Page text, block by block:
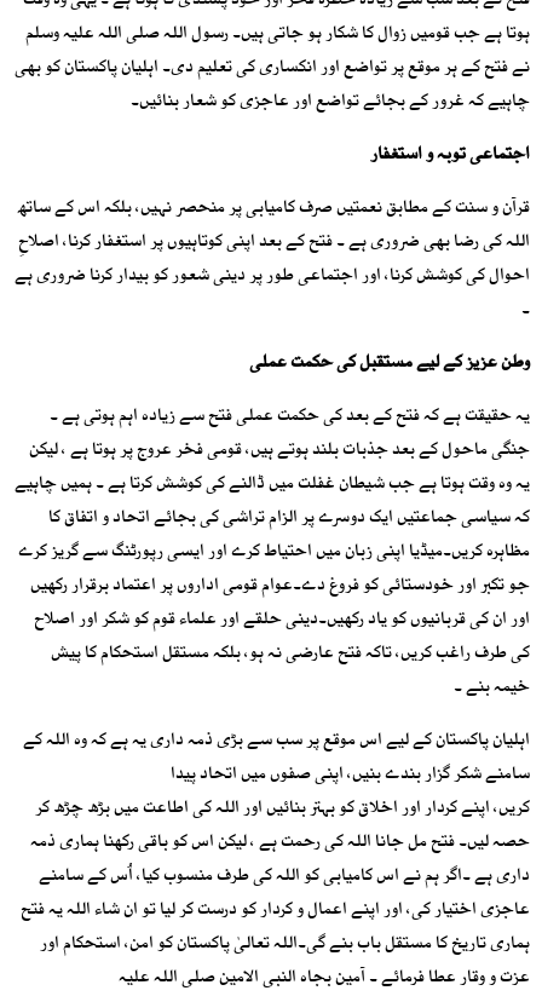
ہوتا ہے جب قومیں زوال کا شکار ہو جاتی ہیں۔ رسول اللہ صلی اللہ علیہ وسلم
نے فتح کے ہر موقع پر تواضع اور انکساری کی تعلیم دی۔ اہلیان پاکستان کو بھی
چاہیے کہ غرور کے بجائے تواضع اور عاجزی کو شعار بنائیں۔
اجتماعی توبہ و استغفار
قرآن و سنت کے مطابق نعمتیں صرف کامیابی پر منحصر نہیں، بلکہ اس کے ساتھ
اللہ کی رضا بھی ضروری ہے ۔ فتح کے بعد اپنی کوتاہیوں پر استغفار کرنا، اصلاحِ
احوال کی کوشش کرنا، اور اجتماعی طور پر دینی شعور کو بیدار کرنا ضروری ہے
۔
وطن عزیز کے لیے مستقبل کی حکمت عملی
یہ حقیقت ہے کہ فتح کے بعد کی حکمت عملی فتح سے زیادہ اہم ہوتی ہے ۔
جنگی ماحول کے بعد جذبات بلند ہوتے ہیں، قومی فخر عروج پر ہوتا ہے ، لیکن
یہ وہ وقت ہوتا ہے جب شیطان غفلت میں ڈالنے کی کوشش کرتا ہے ۔ ہمیں چاہیے
کہ سیاسی جماعتیں ایک دوسرے پر الزام تراشی کی بجائے اتحاد و اتفاق کا
مظاہرہ کریں۔میڈیا اپنی زبان میں احتیاط کرے اور ایسی رپورٹنگ سے گریز کرے
جو تکبر اور خودستائی کو فروغ دے۔عوام قومی اداروں پر اعتماد برقرار رکھیں
اور ان کی قربانیوں کو یاد رکھیں۔دینی حلقے اور علماء قوم کو شکر اور اصلاح
کی طرف راغب کریں، تاکہ فتح عارضی نہ ہو، بلکہ مستقل استحکام کا پیش
خیمہ بنے ۔
اہلیان پاکستان کے لیے اس موقع پر سب سے بڑی ذمہ داری یہ ہے کہ وہ اللہ کے
سامنے شکر گزار بندے بنیں، اپنی صفوں میں اتحاد پیدا
کریں، اپنے کردار اور اخلاق کو بہتر بنائیں اور اللہ کی اطاعت میں بڑھ چڑھ کر
حصہ لیں۔ فتح مل جانا اللہ کی رحمت ہے ، لیکن اس کو باقی رکھنا ہماری ذمہ
داری ہے ۔اگر ہم نے اس کامیابی کو اللہ کی طرف منسوب کیا، اُس کے سامنے
عاجزی اختیار کی، اور اپنے اعمال و کردار کو درست کر لیا تو ان شاء اللہ یہ فتح
ہماری تاریخ کا مستقل باب بنے گی۔اللہ تعالیٰ پاکستان کو امن، استحکام اور
عزت و وقار عطا فرمائے ۔ آمین بجاہ النبی الامین صلی اللہ علیہ